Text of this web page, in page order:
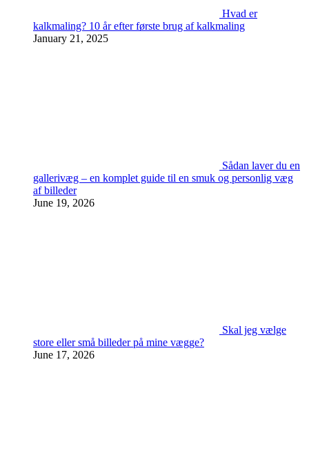
Hvad er
kalkmaling? 10 år efter første brug af kalkmaling
January 21, 2025
Sådan laver du en
gallerivæg – en komplet guide til en smuk og personlig væg
af billeder
June 19, 2026
Skal jeg vælge
store eller små billeder på mine vægge?
June 17, 2026